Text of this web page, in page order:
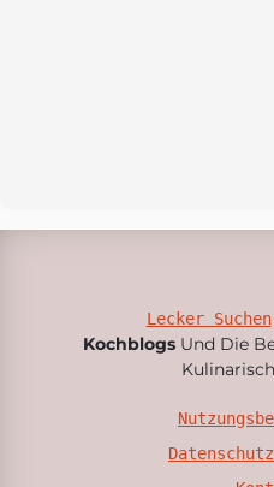
Lecker Suchen
Kochblogs Und Die